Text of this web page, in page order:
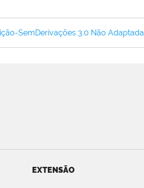
SemDerivações 3.0 Não Adaptada
EXTENSÃO